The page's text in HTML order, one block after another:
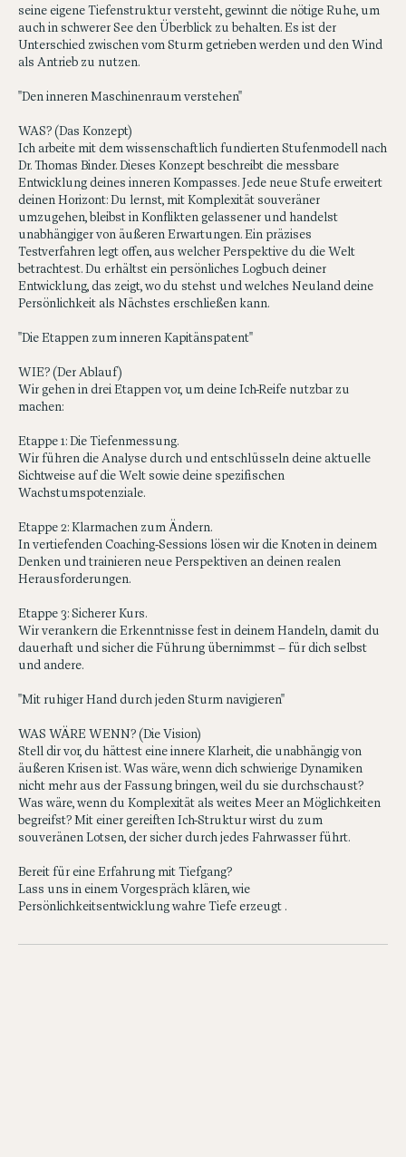
Anstrengung festzustecken, liegt die Lösung in deinem inneren
Betriebssystem. Echte Souveränität entsteht durch Reife. Wer
seine eigene Tiefenstruktur versteht, gewinnt die nötige Ruhe, um
auch in schwerer See den Überblick zu behalten. Es ist der
als Antrieb zu nutzen.
"Den inneren Maschinenraum verstehen"
WAS? (Das Konzept)
Ich arbeite mit dem wissenschaftlich fundierten Stufenmodell nach
Dr. Thomas Binder. Dieses Konzept beschreibt die messbare
Entwicklung deines inneren Kompasses. Jede neue Stufe erweitert
deinen Horizont: Du lernst, mit Komplexität souveräner
umzugehen, bleibst in Konflikten gelassener und handelst
unabhängiger von äußeren Erwartungen. Ein präzises
Testverfahren legt offen, aus welcher Perspektive du die Welt
betrachtest. Du erhältst ein persönliches Logbuch deiner
Persönlichkeit als Nächstes erschließen kann.
"Die Etappen zum inneren Kapitänspatent"
WIE? (Der Ablauf)
machen:
Etappe 1: Die Tiefenmessung.
Wir führen die Analyse durch und entschlüsseln deine aktuelle
Sichtweise auf die Welt sowie deine spezifischen
Wachstumspotenziale.
Etappe 2: Klarmachen zum Ändern.
In vertiefenden Coaching-Sessions lösen wir die Knoten in deinem
Herausforderungen.
Etappe 3: Sicherer Kurs.
Wir verankern die Erkenntnisse fest in deinem Handeln, damit du
und andere.
"Mit ruhiger Hand durch jeden Sturm navigieren"
WAS WÄRE WENN? (Die Vision)
Stell dir vor, du hättest eine innere Klarheit, die unabhängig von
äußeren Krisen ist. Was wäre, wenn dich schwierige Dynamiken
nicht mehr aus der Fassung bringen, weil du sie durchschaust?
Was wäre, wenn du Komplexität als weites Meer an Möglichkeiten
souveränen Lotsen, der sicher durch jedes Fahrwasser führt.
Bereit für eine Erfahrung mit Tiefgang?
Persönlichkeitsentwicklung wahre Tiefe erzeugt .